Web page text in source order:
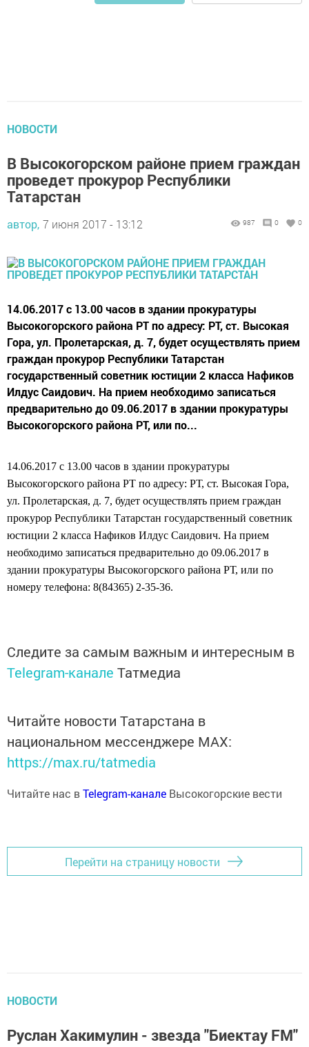
НОВОСТИ
В Высокогорском районе прием граждан
проведет прокурор Республики
Татарстан
автор, 7 июня 2017 - 13:12 987 0 0
14.06.2017 с 13.00 часов в здании прокуратуры
Высокогорского района РТ по адресу: РТ, ст. Высокая
Гора, ул. Пролетарская, д. 7, будет осуществлять прием
граждан прокурор Республики Татарстан
государственный советник юстиции 2 класса Нафиков
Илдус Саидович. На прием необходимо записаться
предварительно до 09.06.2017 в здании прокуратуры
Высокогорского района РТ, или по...
14.06.2017 с 13.00 часов в здании прокуратуры
Высокогорского района РТ по адресу: РТ, ст. Высокая Гора,
ул. Пролетарская, д. 7, будет осуществлять прием граждан
прокурор Республики Татарстан государственный советник
юстиции 2 класса Нафиков Илдус Саидович. На прием
необходимо записаться предварительно до 09.06.2017 в
здании прокуратуры Высокогорского района РТ, или по
номеру телефона: 8(84365) 2-35-36.
Следите за самым важным и интересным в
Telegram-канале Татмедиа
Читайте новости Татарстана в
национальном мессенджере MАХ:
https://max.ru/tatmedia
Читайте нас вTelegram-канале Высокогорские вести
Перейти на страницу новости
НОВОСТИ
Руслан Хакимулин - звезда "Биектау FM"